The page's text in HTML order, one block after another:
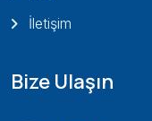
İletişim
Bize Ulaşın